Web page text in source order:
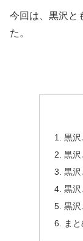
今回は、黒沢と
た。
黒沢
黒沢
黒沢
黒沢
黒沢
まと